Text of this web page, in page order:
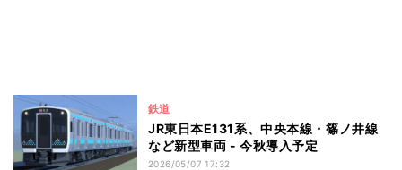
鉄道
JR東日本E131系、中央本線・篠ノ井線
など新型車両 - 今秋導入予定
2026/05/07 17:32